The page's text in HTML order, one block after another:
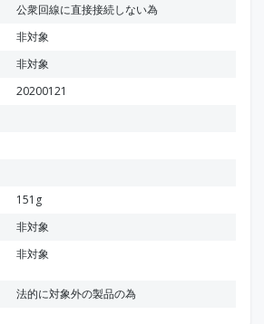
公衆回線に直接接続しない為
非対象
非対象
20200121
151g
非対象
非対象
法的に対象外の製品の為